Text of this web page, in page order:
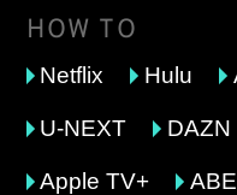
HOW TO
Netflix Hulu
U-NEXT DAZN
Apple TV+